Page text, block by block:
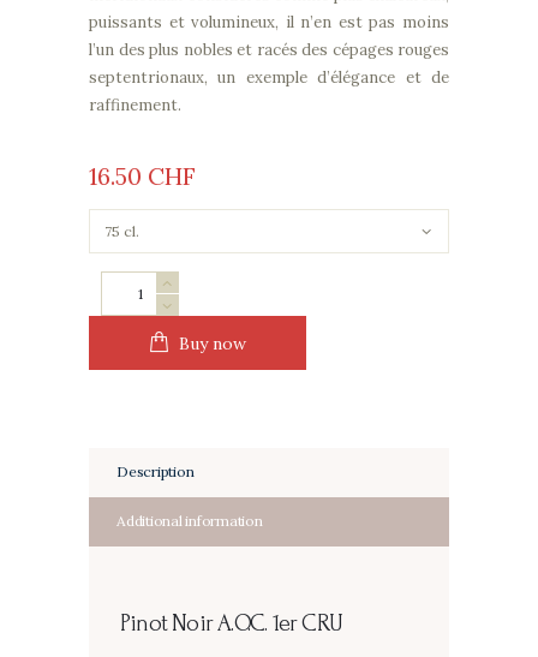
puissants et volumineux, il n’en est pas moins
l’un des plus nobles et racés des cépages rouges
septentrionaux, un exemple d’élégance et de
raffinement.
16 50 CHF
Pinot
Noir
quantity
Buy now
Description
Additional information
Pinot NoirA.O.C. 1er CRU